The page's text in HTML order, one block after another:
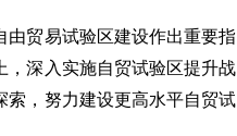
贸易试验区建设作出重要指
，深入实施自贸试验区提升战
，努力建设更高水平自贸试